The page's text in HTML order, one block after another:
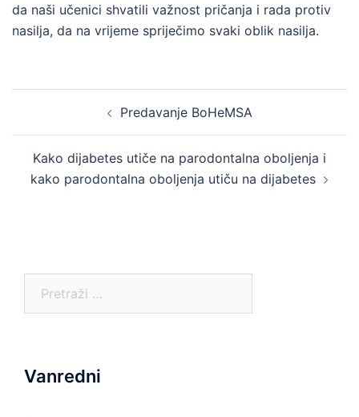
da naši učenici shvatili važnost pričanja i rada protiv
nasilja, da na vrijeme spriječimo svaki oblik nasilja.
navigation
Predavanje BoHeMSA
Kako dijabetes utiče na parodontalna oboljenja i
kako parodontalna oboljenja utiču na dijabetes
Vanredni